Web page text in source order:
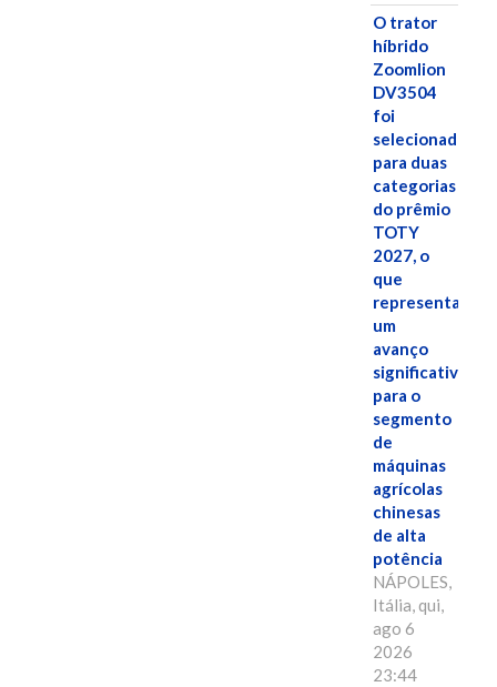
O trator
híbrido
Zoomlion
DV3504
foi
selecionado
para duas
categorias
do prêmio
TOTY
2027, o
que
representa
um
avanço
significativo
para o
segmento
de
máquinas
agrícolas
chinesas
de alta
potência
NÁPOLES,
Itália, qui,
ago 6
2026
23:44